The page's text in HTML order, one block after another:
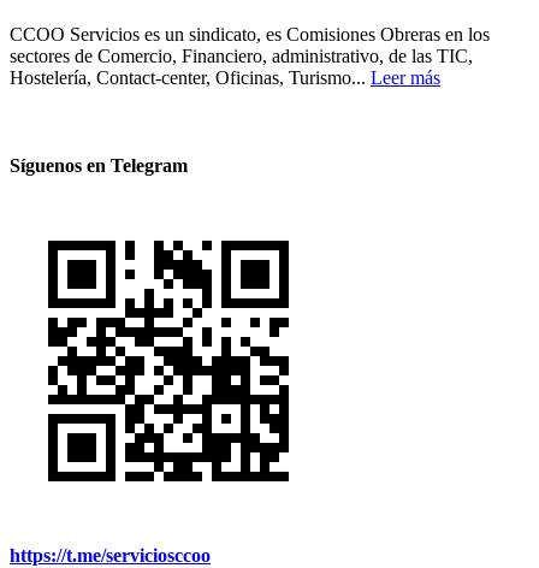
CCOO Servicios es un sindicato, es Comisiones Obreras en los
sectores de Comercio, Financiero, administrativo, de las TIC,
Hostelería, Contact-center, Oficinas, Turismo... Leer más
Síguenos en Telegram
https://t.me/serviciosccoo